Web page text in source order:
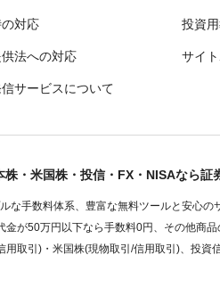
対応 投資
法への対応 サイ
サービスについて
株・米国株・投信・FX・NISAなら証
な手数料体系、豊富な無料ツールと安心
金が50万円以下なら手数料0円、その他商
用取引)・米国株(現物取引/信用取引)、投